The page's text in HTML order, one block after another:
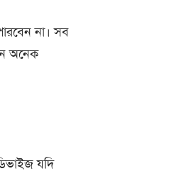
না। সব
অনেক
যদি